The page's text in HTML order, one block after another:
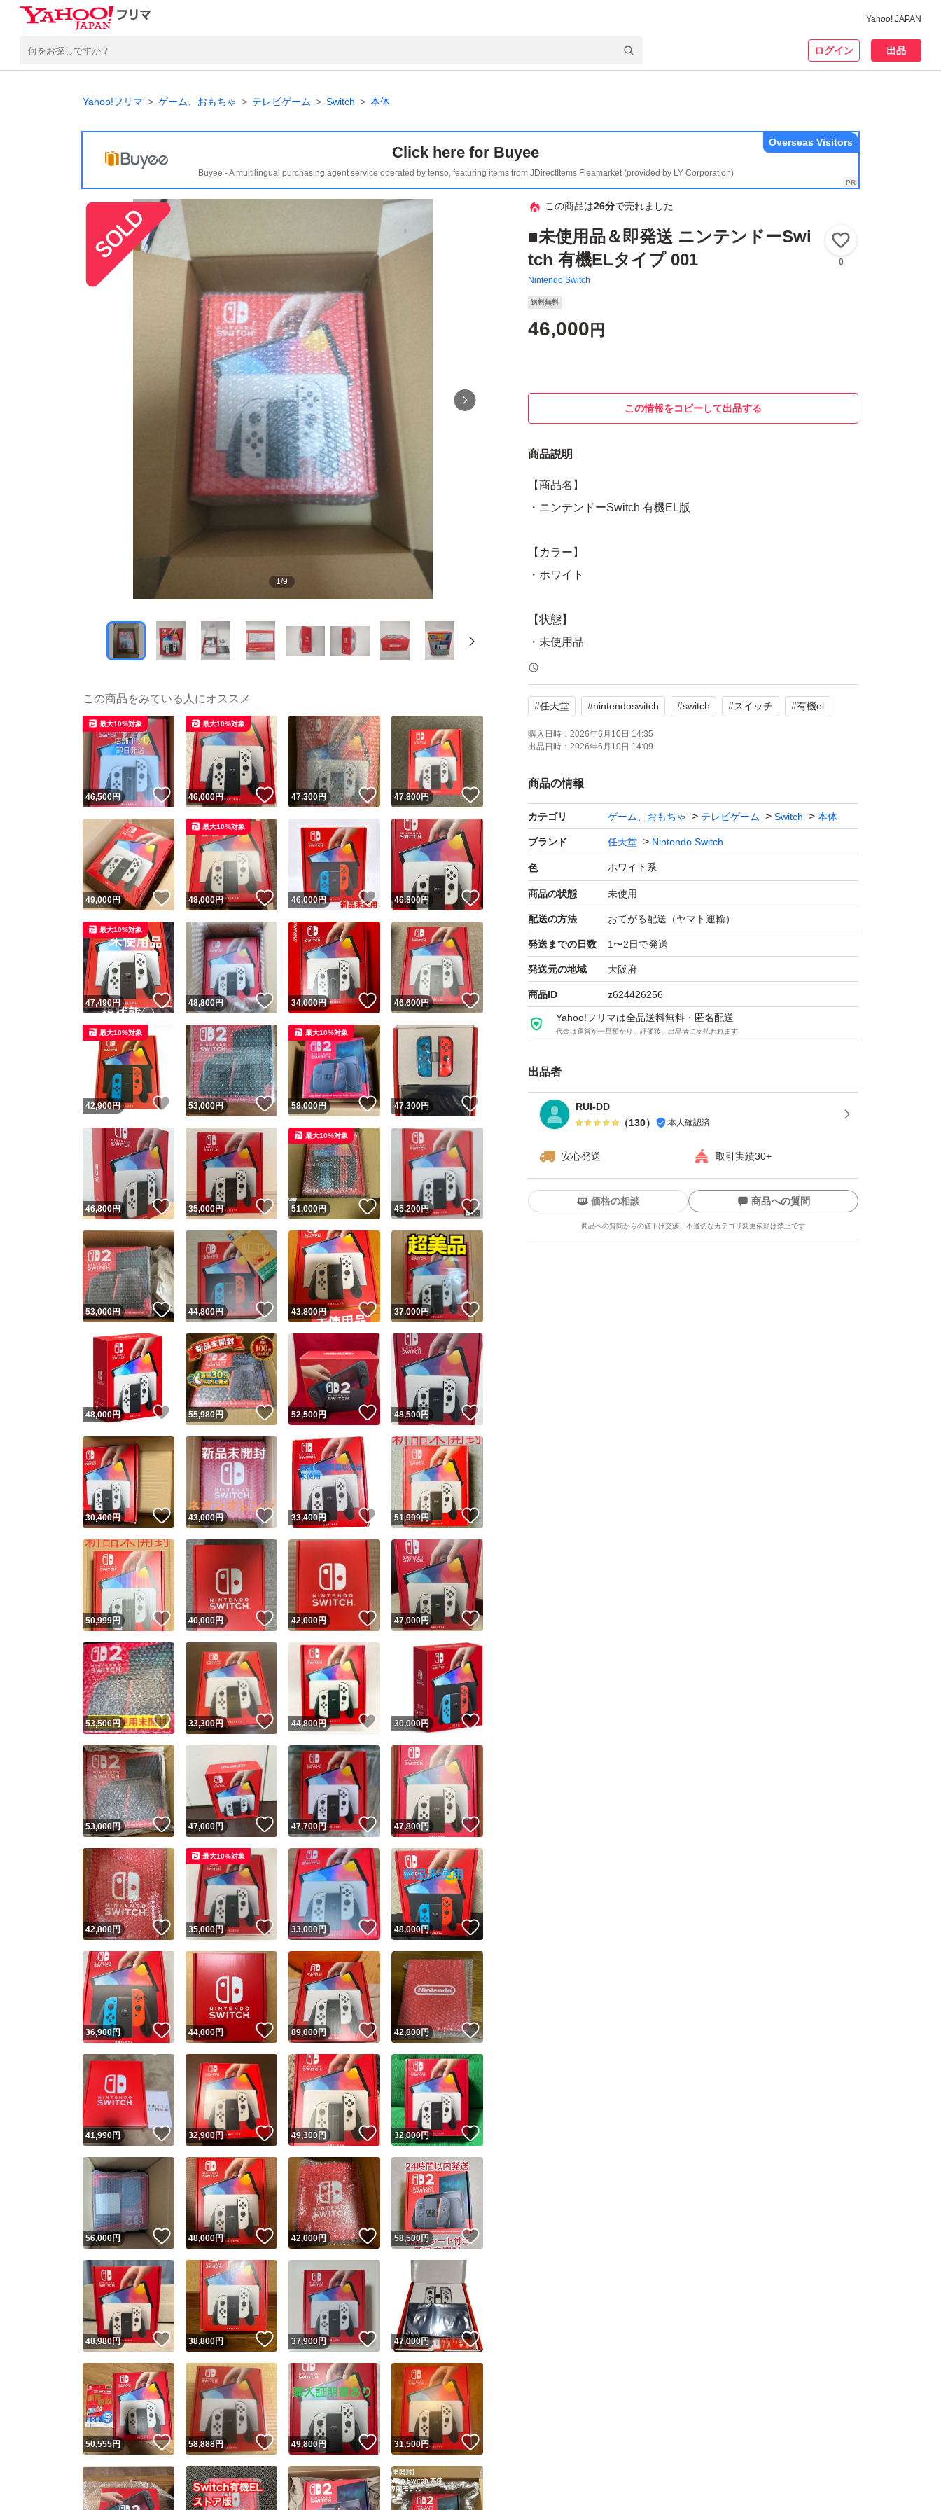
Yahoo! JAPAN
ログイン 出品
Yahoo!フリマ ゲーム、おもちゃ テレビゲーム Switch 本体
Click here for Buyee
Buyee - A multilingual purchasing agent service operated by tenso, featuring items from JDirectItems Fleamarket (provided by LY Corporation)
Overseas Visitors
1/9
この商品は26分で売れました
■未使用品＆即発送 ニンテンドーSwi
tch 有機ELタイプ 001
Nintendo Switch
0
送料無料
46,000 円
この情報をコピーして出品する
商品説明
【商品名】
・ニンテンドーSwitch 有機EL版
【カラー】
・ホワイト
【状態】
・未使用品
(欠品ないか中開けて確認しています)
・外箱に少しスレ有り
【同梱品】
・Nintendo Switch(有機ELモデル)本体
・Nintendo Switchドック
・Joy-Conストラップ×2
・Joy-Conグリップ
・ACアダプター
・ハイスピードHDMIケーブル
・セーフティーガイド
【配送】
注文日当日、もしくは翌日には発送いたします。
ヤマト運輸にて、プチプチに巻いて、新品ダンボールに入れて発
送いたします。
【注意点】
・外箱はスレ傷など一部有る可能性がございますので、完璧な状
態を求められる方は購入をお控えください。
められる方は購入をお控下さい。
・発送完了後のキャンセルはお受けできません。
・商品到着後、24時間以内に受取評価可能な方のみの購入をお願
いします。
#任天堂 #nintendoswitch #switch #スイッチ #有機el
購入日時： 2026年6月10日 14:35
出品日時： 2026年6月10日 14:09
商品の情報
カテゴリ ゲーム、おもちゃ テレビゲーム Switch 本体
ブランド 任天堂 Nintendo Switch
色 ホワイト系
商品の状態 未使用
配送の方法 おてがる配送（ヤマト運輸）
発送までの日数 1〜2日で発送
発送元の地域 大阪府
商品ID z624426256
Yahoo!フリマは全品送料無料・匿名配送
代金は運営が一旦預かり、評価後、出品者に支払われます
出品者
RUI-DD
（130） 本人確認済
安心発送 取引実績30+
ユーザーの実績について
Yahoo!フリマが定めた一定の基準を満たしたユーザーにバッジを付与しています
安心取引出品者
安心取引出品者 Yahoo!フリマの基準をクリアした安心・安全なユーザーです
取引実績
取引実績◯+ このユーザーはYahoo!フリマの取引を完了させた実績があります
他フリマ実績◯+ このユーザーは他フリマサービスでの取引実績があります
スピード&安心発送
※このバッジは実績に基づく表示であり、発送を保証しているものではありません
スピード＆安心発送
このユーザーは高頻度で24時間以内＆設定した発送日数内に発送してい
スピード発送 このユーザーは高頻度で24時間以内に発送しています
安心発送 このユーザーは設定した発送日数内に発送しています
価格の相談 商品への質問
商品への質問からの値下げ交渉、不適切なカテゴリ変更依頼は禁止です
この商品の情報をコピーします
商品画像の無断転載は禁止されています
1商品につき1回です
出品ページへ
キャンセル
この商品をみている人にオススメ
46,500円 いいね！
最大10%対象
46,000円 いいね！
最大10%対象
47,300円 いいね！
47,800円
49,000円 いいね！
48,000円 いいね！
最大10%対象
46,000円 いいね！
46,800円 いいね！
47,490円 いいね！
最大10%対象
48,800円 いいね！
34,000円 いいね！
46,600円 いいね！
42,900円 いいね！
最大10%対象
53,000円 いいね！
58,000円 いいね！
最大10%対象
47,300円
46,800円 いいね！
35,000円 いいね！
51,000円 いいね！
最大10%対象
45,200円
53,000円 いいね！
44,800円 いいね！
43,800円 いいね！
37,000円
48,000円 いいね！
55,980円 いいね！
52,500円 いいね！
48,500円
30,400円 いいね！
43,000円 いいね！
33,400円 いいね！
51,999円 いいね！
50,999円 いいね！
40,000円 いいね！
42,000円 いいね！
47,000円 いいね！
53,500円 いいね！
33,300円 いいね！
44,800円 いいね！
30,000円
53,000円 いいね！
47,000円 いいね！
47,700円 いいね！
47,800円
42,800円 いいね！
35,000円 いいね！
最大10%対象
33,000円 いいね！
48,000円
36,900円 いいね！
44,000円 いいね！
89,000円 いいね！
42,800円 いいね！
41,990円 いいね！
32,900円 いいね！
49,300円 いいね！
32,000円 いいね！
56,000円 いいね！
48,000円 いいね！
42,000円 いいね！
58,500円
48,980円 いいね！
38,800円 いいね！
37,900円 いいね！
47,000円 いいね！
50,555円 いいね！
58,888円 いいね！
49,800円 いいね！
31,500円